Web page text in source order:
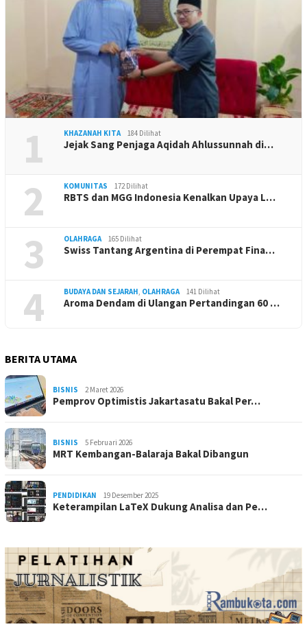
1 KHAZANAH KITA 184 Dilihat
Jejak Sang Penjaga Aqidah Ahlussunnah di…
2 KOMUNITAS 172 Dilihat
RBTS dan MGG Indonesia Kenalkan Upaya L…
3 OLAHRAGA 165 Dilihat
Swiss Tantang Argentina di Perempat Fina…
4 BUDAYA DAN SEJARAH OLAHRAGA 141 Dilihat
Aroma Dendam di Ulangan Pertandingan 60 …
BERITA UTAMA
BISNIS 2 Maret 2026
Pemprov Optimistis Jakartasatu Bakal Per…
BISNIS 5 Februari 2026
MRT Kembangan-Balaraja Bakal Dibangun
PENDIDIKAN 19 Desember 2025
Keterampilan LaTeX Dukung Analisa dan Pe…